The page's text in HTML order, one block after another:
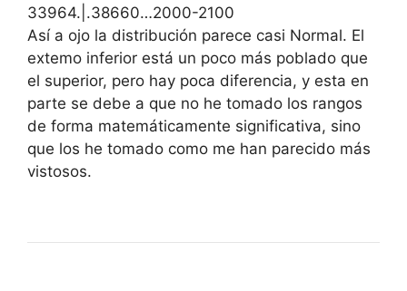
33964.|.38660…2000-2100
Así a ojo la distribución parece casi Normal. El
extemo inferior está un poco más poblado que
el superior, pero hay poca diferencia, y esta en
parte se debe a que no he tomado los rangos
de forma matemáticamente significativa, sino
que los he tomado como me han parecido más
vistosos.